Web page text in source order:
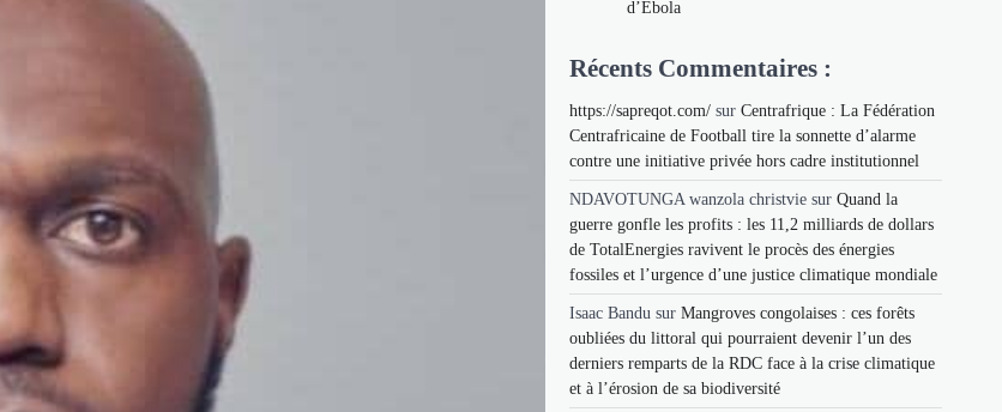
d’Ebola
Récents Commentaires :
https://sapreqot.com/ sur Centrafrique : La Fédération
Centrafricaine de Football tire la sonnette d’alarme
contre une initiative privée hors cadre institutionnel
NDAVOTUNGA wanzola christvie sur Quand la
guerre gonfle les profits : les 11,2 milliards de dollars
de TotalEnergies ravivent le procès des énergies
fossiles et l’urgence d’une justice climatique mondiale
Isaac Bandu sur Mangroves congolaises : ces forêts
oubliées du littoral qui pourraient devenir l’un des
derniers remparts de la RDC face à la crise climatique
et à l’érosion de sa biodiversité